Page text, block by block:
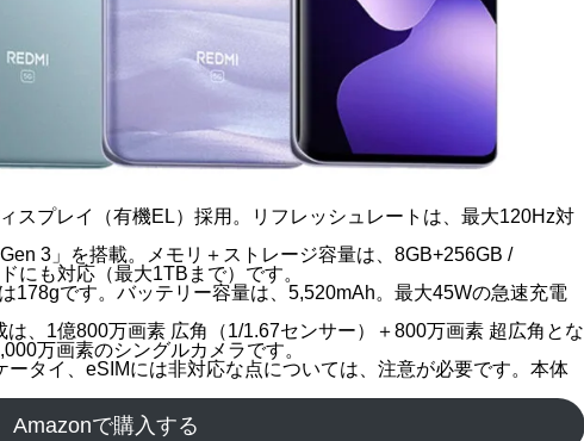
スプレイ（有機EL）採用。リフレッシュレートは、最大120Hz対
3」を搭載。メモリ＋ストレージ容量は、8GB+256GB /
にも対応（最大1TBまで）です。
178gです。バッテリー容量は、5,520mAh。最大45Wの急速充電
、1億800万画素 広角（1/1.67センサー）＋800万画素 超広角とな
万画素のシングルカメラです。
タイ、eSIMには非対応な点については、注意が必要です。本体
Amazonで購入する